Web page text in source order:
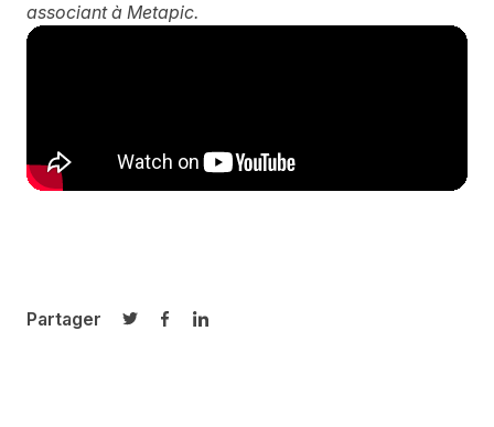
associant à Metapic.
Partager
Partager sur Twitter
Partager sur Facebook
Partager sur LinkedIn